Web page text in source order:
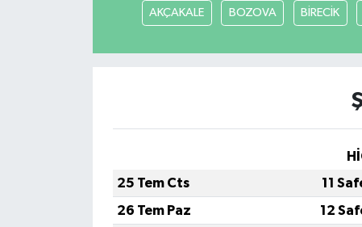
AKÇAKALE BOZOVA BİRECİK
25 Tem Cts
11
26 Tem Paz
12
Yerel Yönetimler